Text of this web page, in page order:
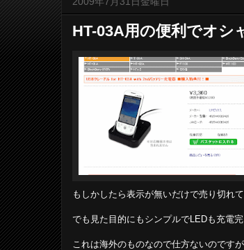
HT-03A用の便利でオシ
もしかしたら表示が無いだけで売り切れ
でも見た目的にもシンプルでLEDも充電
これは海外のものなので仕方ないのです